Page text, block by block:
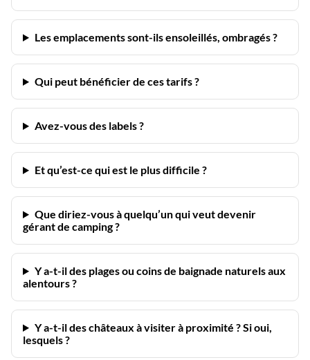
Les emplacements sont-ils ensoleillés, ombragés ?
Qui peut bénéficier de ces tarifs ?
Avez-vous des labels ?
Et qu’est-ce qui est le plus difficile ?
Que diriez-vous à quelqu’un qui veut devenir
gérant de camping ?
Y a-t-il des plages ou coins de baignade naturels aux
alentours ?
Y a-t-il des châteaux à visiter à proximité ? Si oui,
lesquels ?